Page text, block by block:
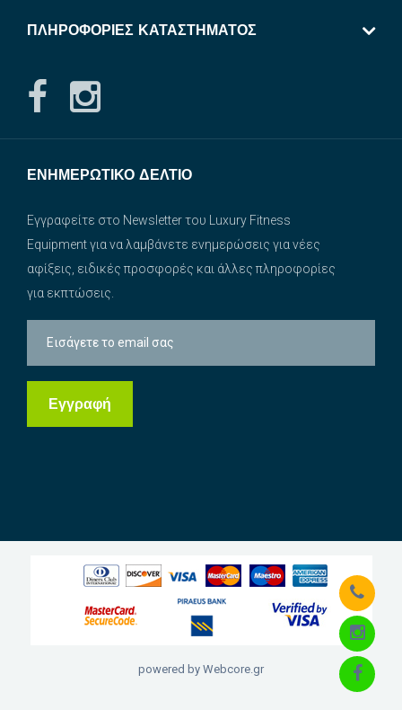
ΠΛΗΡΟΦΟΡΊΕΣ ΚΑΤΑΣΤΉΜΑΤΟΣ
ΕΝΗΜΕΡΩΤΙΚΌ ΔΕΛΤΊΟ
Εγγραφείτε στο Newsletter του Luxury Fitness
Equipment για να λαμβάνετε ενημερώσεις για νέες
αφίξεις, ειδικές προσφορές και άλλες πληροφορίες
για εκπτώσεις.
powered by Webcore.gr